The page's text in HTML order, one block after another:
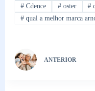
#Cdence #oster #
#qual a melhor marca
ANTERIOR